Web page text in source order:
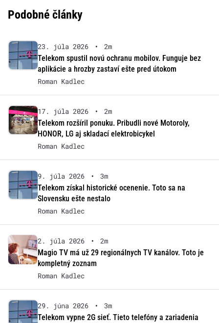
Podobné články
23. júla 2026 •
2m
Telekom spustil novú ochranu mobilov. Funguje bez
aplikácie a hrozby zastaví ešte pred útokom
Roman Kadlec
17. júla 2026 •
2m
Telekom rozšíril ponuku. Pribudli nové Motoroly,
HONOR, LG aj skladací elektrobicykel
Roman Kadlec
9. júla 2026 •
3m
Telekom získal historické ocenenie. Toto sa na
Slovensku ešte nestalo
Roman Kadlec
2. júla 2026 •
2m
Magio TV má už 29 regionálnych TV kanálov. Toto je
kompletný zoznam
Roman Kadlec
29. júna 2026 •
3m
Telekom vypne 2G sieť. Tieto telefóny a zariadenia